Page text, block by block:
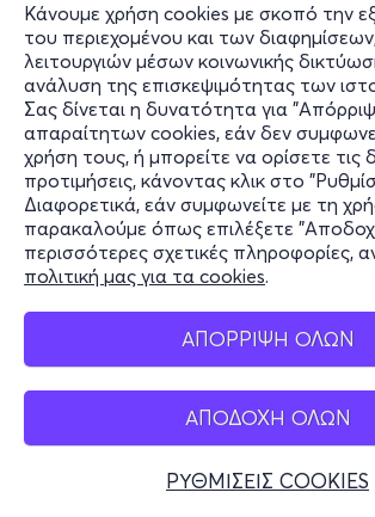
Κάνουμε χρήση cookies με σκοπό την
του περιεχομένου και των
λειτουργιών μέσων κοινωνικής
ανάλυση της επισκεψιμότητας των
Σας δίνεται η δυνατότητα για
απαραίτητων cookies, εάν δεν
χρήση τους, ή μπορείτε να ορίσετε τις
προτιμήσεις, κάνοντας κλικ στο
Διαφορετικά, εάν συμφωνείτε με τη
παρακαλούμε όπως επιλέξετε
περισσότερες σχετικές πληροφορίες,
πολιτική μας για τα cookies.
ΑΠΟΡΡΙΨΗ ΟΛΩΝ
ΑΠΟΔΟΧΗ ΟΛΩΝ
ΡΥΘΜΙΣΕΙΣ COOKIES